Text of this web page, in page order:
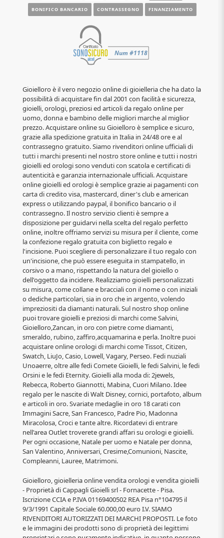
BONIFICO BANCARIO CONTRASSEGNO FINANZIAMENTO
Gioielloro è il vero negozio online di gioielleria che ha dato la
possibilità di acquistare fin dal 2001 con facilità e sicurezza,
gioielli, orologi, preziosi ed articoli da regalo online per
uomo, donna e bambino delle migliori marche al miglior
prezzo. Acquistare online su Gioielloro è semplice e sicuro,
grazie alla spedizione gratuita in Italia in 24/48 ore e al
contrassegno gratuito. Siamo rivenditori online ufficiali di
tutti i marchi presenti nel nostro store online e tutti i nostri
gioielli ed orologi sono venduti con scatola e certificati di
autenticità e garanzia internazionale ufficiali. Acquistare
online gioielli ed orologi è semplice grazie ai pagamenti con
carta di credito visa, mastercard, diner's club e american
express o utilizzando paypal, il bonifico bancario o il
contrassegno. Il nostro servizio clienti è sempre a
disposizione per guidarvi nella scelta del regalo perfetto
online, inoltre offriamo servizi su misura per il cliente, come
la confezione regalo gratuita con biglietto regalo e
l'incisione. Puoi scegliere di personalizzare il tuo regalo con
un'incisione, che può essere eseguita in stampatello, in
corsivo o a mano, rispettando la natura del gioiello o
dell'oggetto da incidere. Realizziamo gioielli personalizzati
su misura, come collane e bracciali con il nome o con iniziali
o dediche particolari, sia in oro che in argento, volendo
impreziositi da diamanti naturali. Sul nostro shop online
puoi trovare gioielli e preziosi di marchi come Salvini,
Gioielloro,Zancan, in oro con pietre come diamanti,
smeraldo, rubino, zaffiro,acquamarina e perla. Inoltre puoi
acquistare online orologi di marchi come Tissot, Citizen,
Swatch, LiuJo, Casio, Lowell, Vagary, Perseo. Fedi nuziali
Unoaerre, oltre alle fedi Comete Gioielli, le fedi Salvini, le fedi
Orsini e le fedi Eternity. Gioielli alla moda di: 2jewels,
Rebecca, Roberto Giannotti, Mabina, Cuori Milano. Idee
regalo per le nascite di Walt Disney, cornici, portafoto, album
e articoli in oro. Svariate medaglie in oro 18 carati con
Immagini Sacre, San Francesco, Padre Pio, Madonna
Miracolosa, Croci e tante altre. Ricordatevi di entrare
nell'area Outlet troverete grandi affari su orologi e gioielli.
Per ogni occasione, Natale per uomo e Natale per donna,
San Valentino, Anniversari, Cresime,Comunioni, Nascite,
Compleanni, Lauree, Matrimoni.
Gioielloro, gioielleria online vendita orologi e vendita gioielli
- Proprietà di Cappagli Gioielli srl - Fornacette - Pisa.
Iscrizione CCIA e P.IVA 01169400502 REA Pisa n°104795 il
9/3/1991 Capitale Sociale 60.000,00 euro I.V. SIAMO
RIVENDITORI AUTORIZZATI DEI MARCHI PROPOSTI. Le foto
e le immagini dei prodotti sono di proprietà dei legittimi